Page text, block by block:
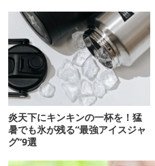
炎天下にキンキンの一杯を！猛
暑でも氷が残る“最強アイスジャ
グ”9選